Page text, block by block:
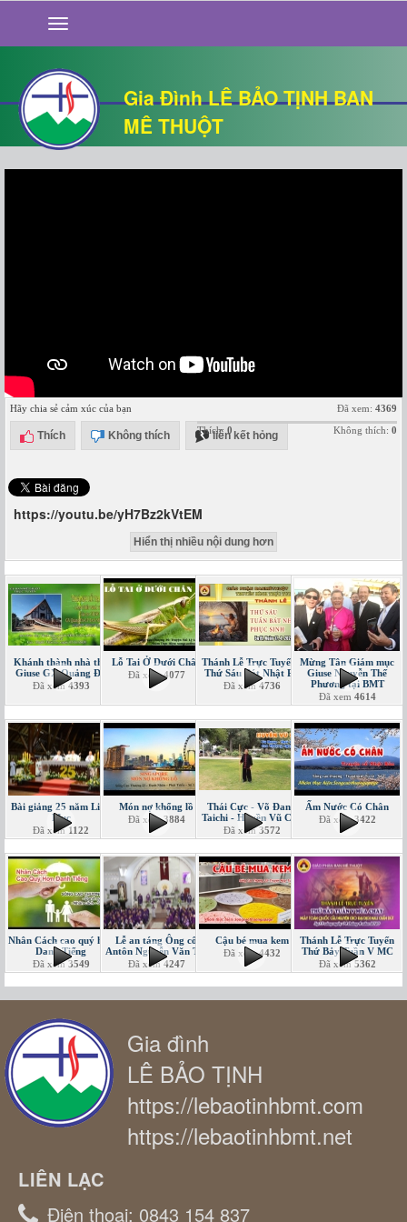
Gia Đình LÊ BẢO TỊNH BAN
MÊ THUỘT
GIỚI THIỆU
TIN TỨC
SỐNG ĐẠO
CHUYỆN NHÀ
QUÁN VĂN
Hãy chia sẻ cảm xúc của bạn
Thích Không thích liên kết hỏng
Đã xem: 4369
Thích: 0 Không thích: 0
https://youtu.be/yH7Bz2kVtEM
Hiển thị nhiều nội dung hơn
Khánh thành nhà thờ
Giuse GX Quảng Đà
Đã xem4393
Lỗ Tai Ở Dưới Chân
Đã xem4077
Thánh Lễ Trực Tuyến -
Thứ Sáu Bát Nhật PS
Đã xem4736
Mừng Tân Giám mục
Giuse Nguyễn Thế
Phương tại BMT
Đã xem 4614
Bài giảng 25 năm Linh
Mục
Đã xem1122
Món nợ khổng lồ
Đã xem3884
Thái Cực - Võ Đang
Taichi - Huyền Vũ Côn
Đã xem3572
Ấm Nước Có Chân
Đã xem3422
Nhân Cách cao quý hơn
Danh Tiếng
Đã xem3549
Lễ an táng Ông cố
Antôn Nguyễn Văn Tin
Đã xem4247
Cậu bé mua kem
Đã xem4432
Thánh Lễ Trực Tuyến
Thứ Bảy Tuần V MC
Đã xem5362
Gia đình
LÊ BẢO TỊNH
https://lebaotinhbmt.com
https://lebaotinhbmt.net
LIÊN LẠC
Điện thoại: 0843 154 837